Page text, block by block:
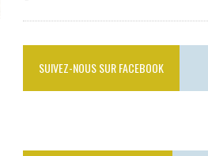
SUIVEZ-NOUS SUR FACEBOOK